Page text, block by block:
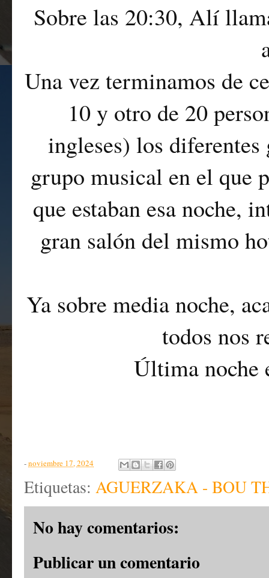
Sobre las 20:30, Alí
Una vez terminamos de
10 y otro de 20
ingleses) los
grupo musical en el que
que estaban esa noche,
gran salón del mismo
Ya sobre media noche,
todos nos
Última noche
-noviembre 17, 2024
Etiquetas: AGUERZAKA - BOU
No hay comentarios:
Publicar un comentario